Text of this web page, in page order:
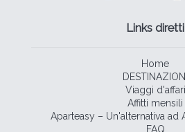
Links diretti
Home
DESTINAZIONI
Viaggi d'affari
Affitti mensili
Aparteasy – Un'alternativa ad
FAQ